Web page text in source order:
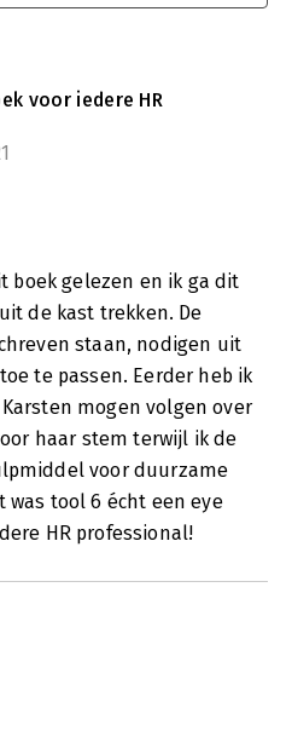
voor iedere HR
boek gelezen en ik ga dit
de kast trekken. De
staan, nodigen uit
te passen. Eerder heb ik
mogen volgen over
haar stem terwijl ik de
voor duurzame
was tool 6 écht een eye
HR professional!